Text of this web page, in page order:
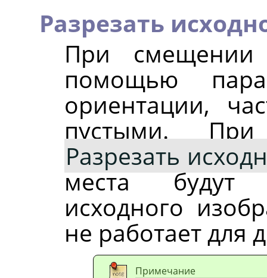
Разрезать
При смещении
помощью
ориентации,
пустыми.
Разрезать
места будут
исходного
не работает для
Примечание